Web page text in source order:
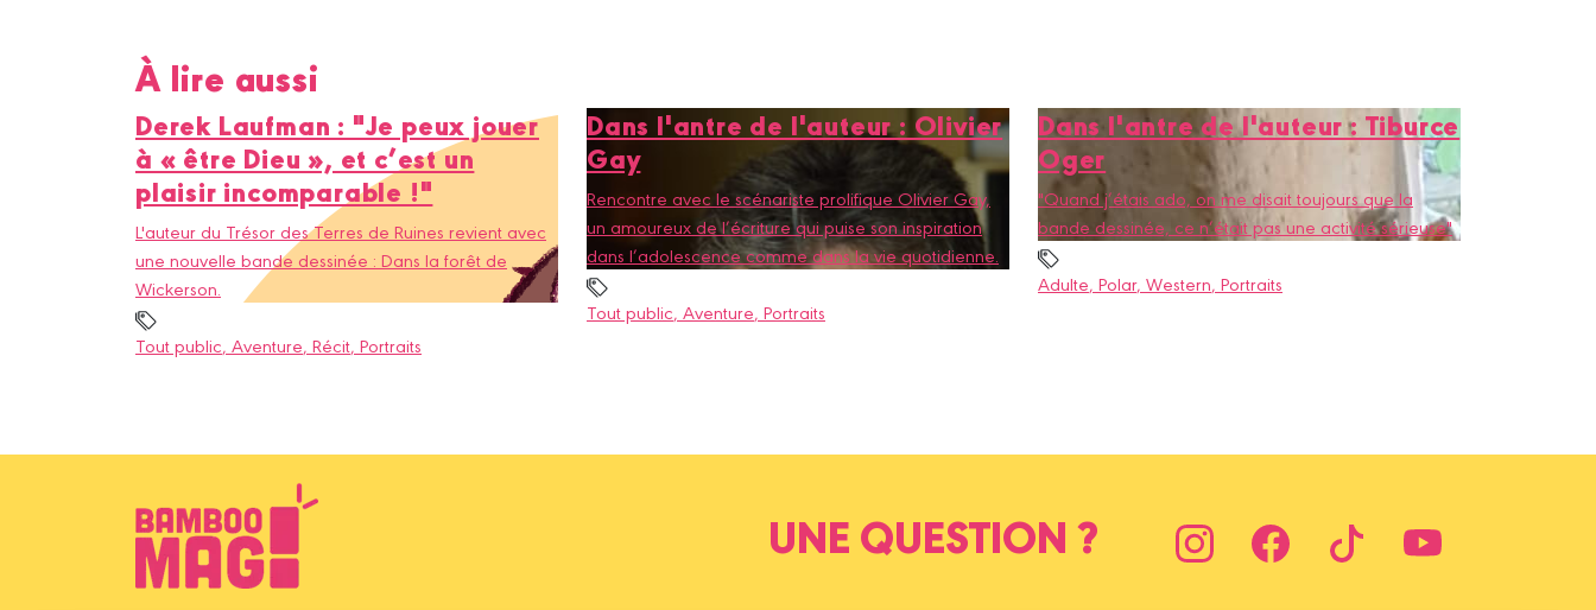
À lire aussi
Derek Laufman : "Je peux jouer
à « être Dieu », et c’est un
plaisir incomparable !"
L'auteur du Trésor des Terres de Ruines revient avec
une nouvelle bande dessinée : Dans la forêt de
Wickerson.
Tout public, Aventure, Récit, Portraits
Dans l'antre de l'auteur : Olivier
Gay
Rencontre avec le scénariste prolifique Olivier Gay,
un amoureux de l’écriture qui puise son inspiration
dans l’adolescence comme dans la vie quotidienne.
Tout public, Aventure, Portraits
Dans l'antre de l'auteur : Tiburce
Oger
"Quand j’étais ado, on me disait toujours que la
bande dessinée, ce n’était pas une activité sérieuse"
Adulte, Polar, Western, Portraits
UNE QUESTION ?